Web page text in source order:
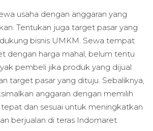
usaha dengan anggaran yang
Tentukan juga target pasar yang
bisnis UMKM. Sewa tempat
dengan harga mahal, belum tentu
pembeli jika produk yang dijual
target pasar yang dituju. Sebaliknya,
anggaran dengan memilih
dan sesuai untuk meningkatkan
berjualan di teras Indomaret.